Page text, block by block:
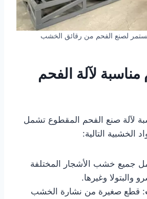
لصنع الفحم من رقائق الخشب
مناسبة لآلة الفحم
لآلة صنع الفحم المقطوع تشمل
التالية:
جميع خشب الأشجار المختلفة
والبتولا وغيرها.
: قطع صغيرة من نشارة الخشب